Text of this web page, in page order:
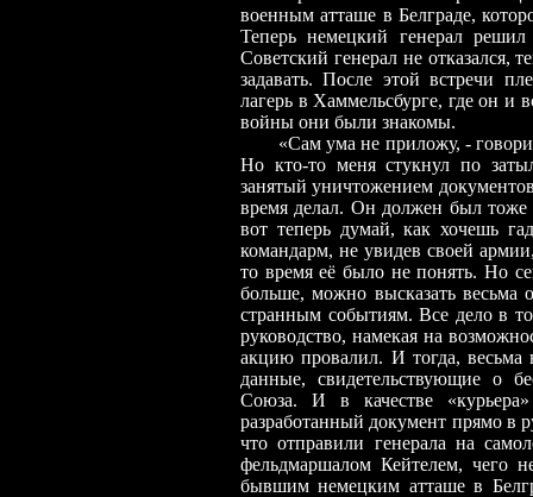
военным атташе в Белграде,
Теперь немецкий генерал
Советский генерал не отказался,
задавать. После этой встречи
лагерь в Хаммельсбурге, где он и
войны они были знакомы.
«Сам ума не приложу, -
Но кто-то меня стукнул по
занятый уничтожением
время делал. Он должен был тоже
вот теперь думай, как хочешь
командарм, не увидев своей
то время её было не понять. Но
больше, можно высказать весьма
странным событиям. Все дело в
руководство, намекая на
акцию провалил. И тогда,
данные, свидетельствующие о
Союза. И в качестве
разработанный документ прямо в
что отправили генерала на
фельдмаршалом Кейтелем, чего
бывшим немецким атташе в